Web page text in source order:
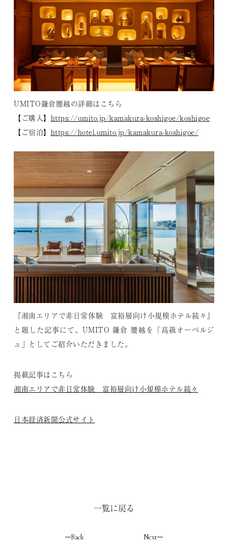
UMITO鎌倉腰越の詳細はこちら
【ご購入】 https://umito.jp/kamakura-koshigoe/koshigoe
【ご宿泊】 https://hotel.umito.jp/kamakura-koshigoe/
『湘南エリアで非日常体験 富裕層向け小規模ホテル続々』
と題した記事にて、UMITO 鎌倉 腰越を「⾼級オーベルジ
ュ」としてご紹介いただきました。
掲載記事はこちら
湘南エリアで非日常体験 富裕層向け小規模ホテル続々
日本経済新聞公式サイト
Back
一覧に戻る
Next